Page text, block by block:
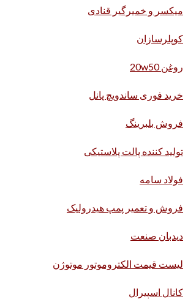
میکسر و خمیرگیر قنادی
کوپلرسازان
روغن 20w50
خرید فوری ساندویچ پانل
فروش بلبرینگ
تولید کننده پالت پلاستیکی
فولاد سامه
فروش و تعمیر پمپ هیدرولیک
دیدبان صنعت
لیست قیمت الکتروموتور موتوژن
کانال اسپیرال